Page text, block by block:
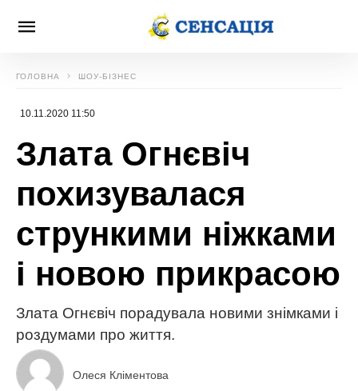
ГОЛОВНА ШОУ-БІЗНЕС
10.11.2020 11:50
Злата Огнєвіч
похизувалася
стрункими ніжками
і новою прикрасою
Злата Огнєвіч порадувала новими знімками і
роздумами про життя.
Олеся Кліментова